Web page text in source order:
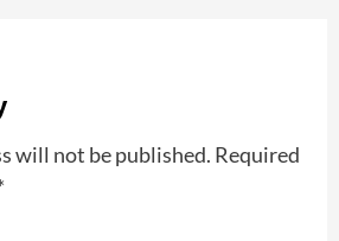
will not be published. Required